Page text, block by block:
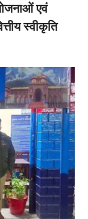
एवं
स्वीकृति